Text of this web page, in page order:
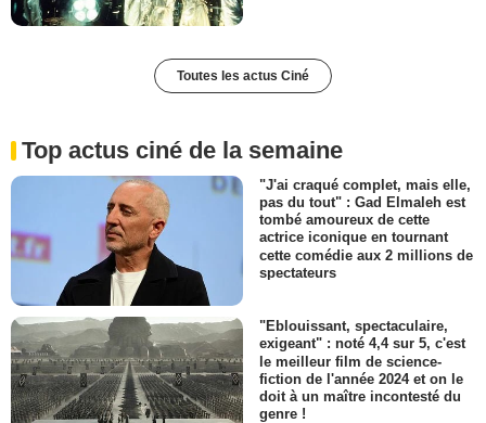
Toutes les actus Ciné
Top actus ciné de la semaine
"J'ai craqué complet, mais elle,
pas du tout" : Gad Elmaleh est
tombé amoureux de cette
actrice iconique en tournant
cette comédie aux 2 millions de
spectateurs
"Eblouissant, spectaculaire,
exigeant" : noté 4,4 sur 5, c'est
le meilleur film de science-
fiction de l'année 2024 et on le
doit à un maître incontesté du
genre !